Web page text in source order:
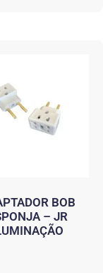
BOB
– JR